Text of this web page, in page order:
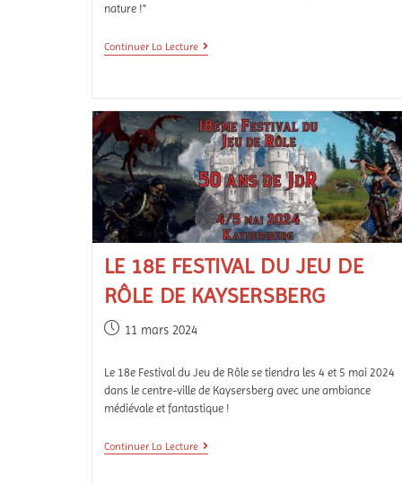
nature !"
Continuer La Lecture
LE 18E FESTIVAL DU JEU DE
RÔLE DE KAYSERSBERG
11 mars 2024
Le 18e Festival du Jeu de Rôle se tiendra les 4 et 5 mai 2024
dans le centre-ville de Kaysersberg avec une ambiance
médiévale et fantastique !
Continuer La Lecture